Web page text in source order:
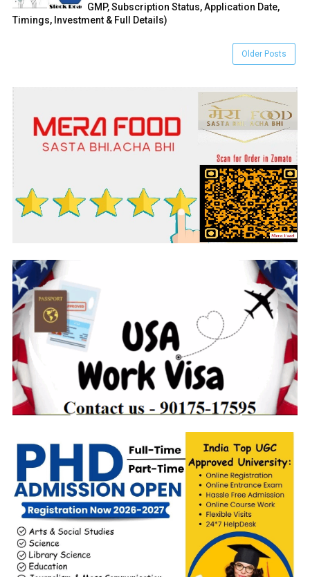
GMP, Subscription Status, Application Date,
Timings, Investment & Full Details)
Older Posts